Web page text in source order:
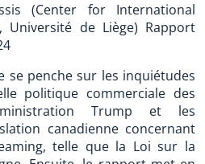
(Center for International
Université de Liège) Rapport
se penche sur les inquiétudes
politique commerciale des
Trump et les
canadienne concernant
telle que la Loi sur la